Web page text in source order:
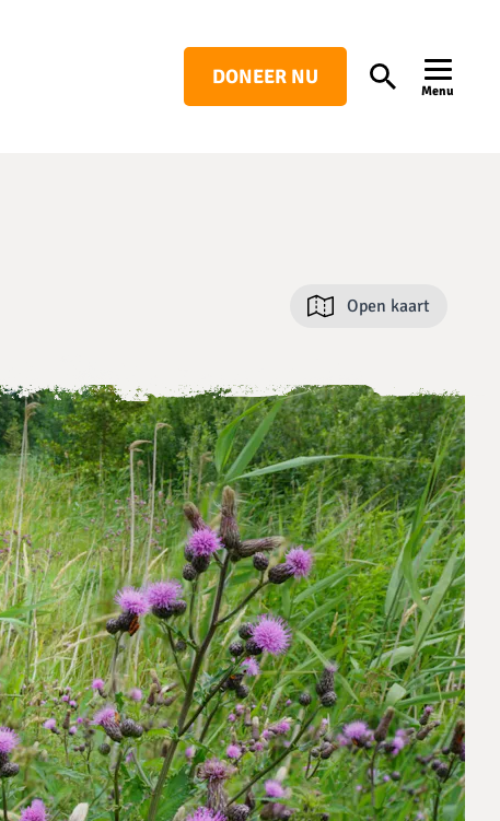
DONEER NU
Search Menu
Open kaart